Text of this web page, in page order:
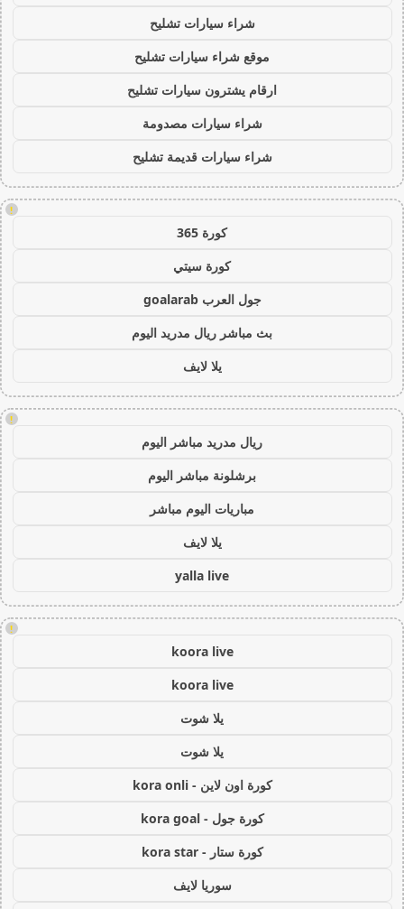
شراء سيارات تشليح
موقع شراء سيارات تشليح
ارقام يشترون سيارات تشليح
شراء سيارات مصدومة
شراء سيارات قديمة تشليح
!
كورة 365
كورة سيتي
جول العرب goalarab
بث مباشر ريال مدريد اليوم
يلا لايف
!
ريال مدريد مباشر اليوم
برشلونة مباشر اليوم
مباريات اليوم مباشر
يلا لايف
yalla live
!
koora live
koora live
يلا شوت
يلا شوت
كورة اون لاين - kora onli
كورة جول - kora goal
كورة ستار - kora star
سوريا لايف